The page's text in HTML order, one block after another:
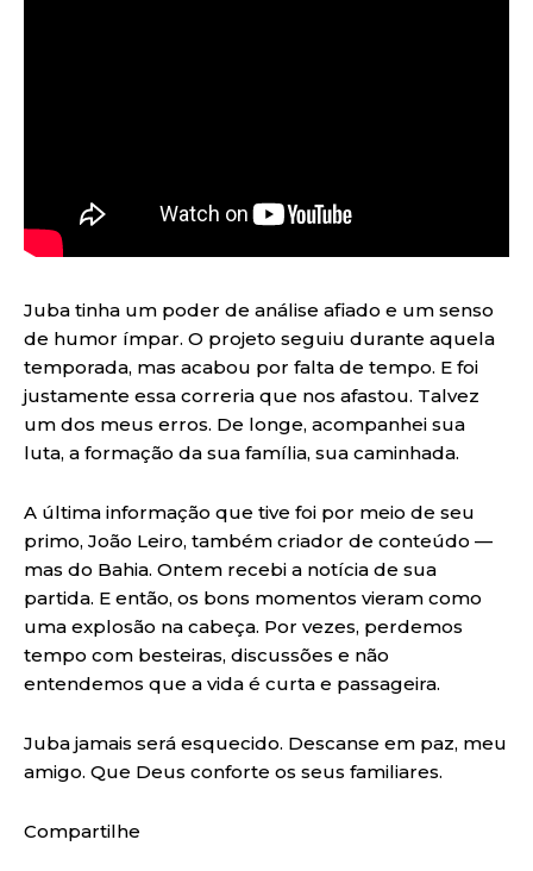
Juba tinha um poder de análise afiado e um senso
de humor ímpar. O projeto seguiu durante aquela
temporada, mas acabou por falta de tempo. E foi
justamente essa correria que nos afastou. Talvez
um dos meus erros. De longe, acompanhei sua
luta, a formação da sua família, sua caminhada.
A última informação que tive foi por meio de seu
primo, João Leiro, também criador de conteúdo —
mas do Bahia. Ontem recebi a notícia de sua
partida. E então, os bons momentos vieram como
uma explosão na cabeça. Por vezes, perdemos
tempo com besteiras, discussões e não
entendemos que a vida é curta e passageira.
Juba jamais será esquecido. Descanse em paz, meu
amigo. Que Deus conforte os seus familiares.
Compartilhe